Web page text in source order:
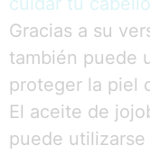
Gracias a su
también puede
proteger la piel
El aceite de
puede